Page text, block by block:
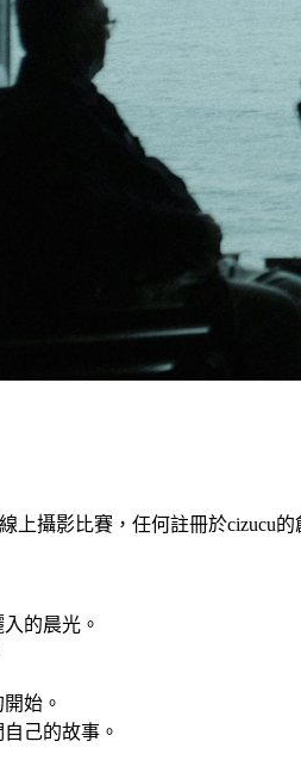
線上攝影比賽，任何註冊於
的晨光。
始。
己的故事。